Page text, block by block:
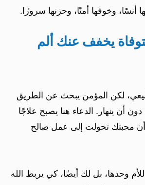
أنسًا، وخوفها أمنًا، وحزنها سرورًا.
يخفف عنك ألم
لكن المؤمن يبحث عن الطريق
أن ينهار. الدعاء هنا يصبح علاجًا
أن محبتك تحولت إلى عمل صالح
وحدها، بل لك أيضًا، كي يربط الله